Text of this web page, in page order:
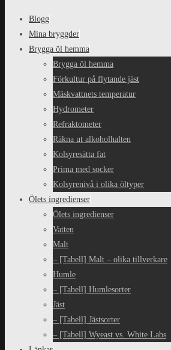
Blogg
Mina bryggder
Brygga öl hemma
Brygga öl hemma
Förkultur på flytande jäst
Mäskvattnets temperatur
Hydrometer
Refraktometer
Räkna ut alkoholhalten
Kolsyresätta fat
Prima med socker
Kolsyrenivå i olika öltyper
Ölets ingredienser
Ölets ingredienser
Vatten
Malt
– [Tabell] Malt – olika tillverkare
Humle
– [Tabell] Humlesorter
Jäst
– [Tabell] Jästsorter
– [Tabell] Wyeast vs. White Labs